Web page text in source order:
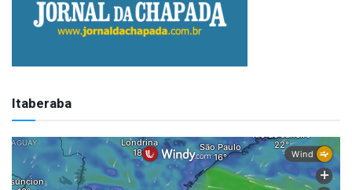
Itaberaba